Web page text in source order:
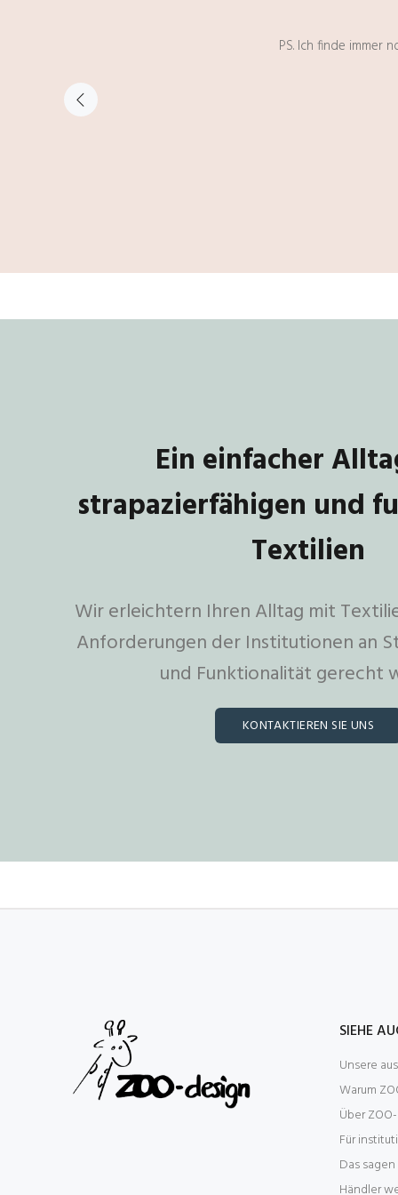
PS. Ich finde immer
Ein einfacher
strapazierfähigen und
Textilien
Wir erleichtern Ihren Alltag mit
Anforderungen der Institutionen an
und Funktionalität gerecht
KONTAKTIEREN SIE UNS
SIEHE
Unsere
Warum
Über
Für
Das
Händler